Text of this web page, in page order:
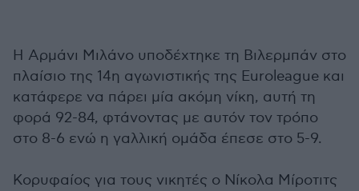
Η Αρμάνι Μιλάνο υποδέχτηκε τη Βιλερμπάν στο
πλαίσιο της 14η αγωνιστικής της Euroleague και
κατάφερε να πάρει μία ακόμη νίκη, αυτή τη
φορά 92-84, φτάνοντας με αυτόν τον τρόπο
στο 8-6 ενώ η γαλλική ομάδα έπεσε στο 5-9.
Κορυφαίος για τους νικητές ο Νίκολα Μίροτιτς